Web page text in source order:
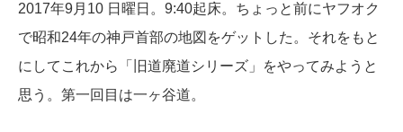
2017年9月10 日曜日。9:40起床。ちょっと前にヤフオク
で昭和24年の神戸首部の地図をゲットした。それをもと
にしてこれから「旧道廃道シリーズ」をやってみようと
思う。第一回目は一ヶ谷道。